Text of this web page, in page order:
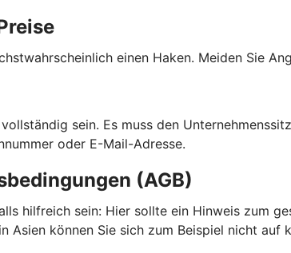
einen Haken. Meiden Sie
sein. Es muss den
oder E-Mail-Adresse.
(AGB)
hilfreich sein: Hier sollte ein Hinweis zum
Asien können Sie sich zum Beispiel nicht